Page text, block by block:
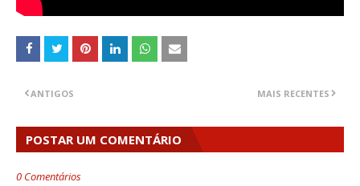
MAIS RECENTES
ANTIGOS
POSTAR UM COMENTÁRIO
0 Comentários